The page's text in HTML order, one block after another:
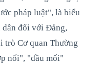
pháp luật", là biểu
dân đối với Đảng,
trò Cơ quan Thường
nối", "đầu mối"